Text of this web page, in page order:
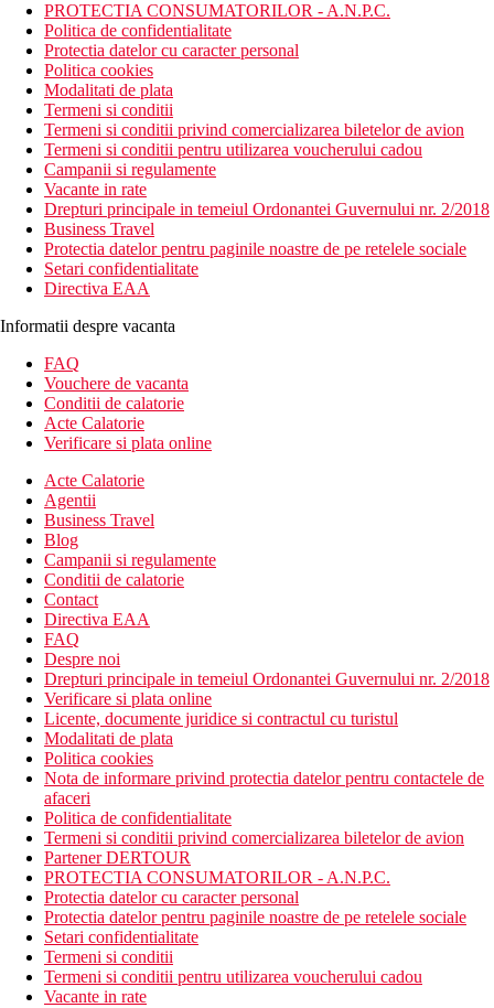
PROTECTIA CONSUMATORILOR - A.N.P.C.
Politica de confidentialitate
Protectia datelor cu caracter personal
Politica cookies
Modalitati de plata
Termeni si conditii
Termeni si conditii privind comercializarea biletelor de avion
Termeni si conditii pentru utilizarea voucherului cadou
Campanii si regulamente
Vacante in rate
Drepturi principale in temeiul Ordonantei Guvernului nr. 2/2018
Business Travel
Protectia datelor pentru paginile noastre de pe retelele sociale
Setari confidentialitate
Directiva EAA
Informatii despre vacanta
FAQ
Vouchere de vacanta
Conditii de calatorie
Acte Calatorie
Verificare si plata online
Acte Calatorie
Agentii
Business Travel
Blog
Campanii si regulamente
Conditii de calatorie
Contact
Directiva EAA
FAQ
Despre noi
Drepturi principale in temeiul Ordonantei Guvernului nr. 2/2018
Verificare si plata online
Licente, documente juridice si contractul cu turistul
Modalitati de plata
Politica cookies
Nota de informare privind protectia datelor pentru contactele de
afaceri
Politica de confidentialitate
Termeni si conditii privind comercializarea biletelor de avion
Partener DERTOUR
PROTECTIA CONSUMATORILOR - A.N.P.C.
Protectia datelor cu caracter personal
Protectia datelor pentru paginile noastre de pe retelele sociale
Setari confidentialitate
Termeni si conditii
Termeni si conditii pentru utilizarea voucherului cadou
Vacante in rate